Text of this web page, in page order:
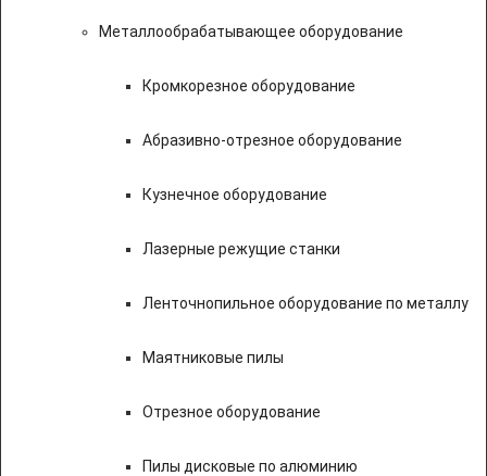
Металлообрабатывающее оборудование
Кромкорезное оборудование
Абразивно-отрезное оборудование
Кузнечное оборудование
Лазерные режущие станки
Ленточнопильное оборудование по металлу
Маятниковые пилы
Отрезное оборудование
Пилы дисковые по алюминию